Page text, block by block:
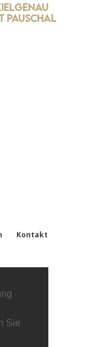
Sie
pauschal
Kontakt